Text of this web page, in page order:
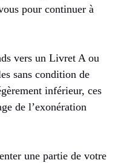
pour continuer à
vers un Livret A ou
sans condition de
inférieur, ces
de l’exonération
une partie de votre